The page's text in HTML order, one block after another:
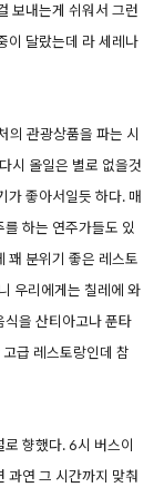
보내는게 쉬워서 그런
이 달랐는데 라 세레나
의 관광상품을 파는 시
시 올일은 별로 없을것
가 좋아서일듯 하다. 매
하는 연주가들도 있
꽤 분위기 좋은 레스토
우리에게는 칠레에 와
식을 산티아고나 푼타
급 레스토랑인데 참
향했다. 6시 버스이
과연 그 시간까지 맞춰